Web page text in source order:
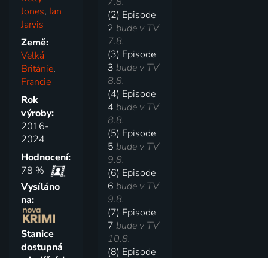
Jones, Ian
Jarvis
Země:
Velká
Británie,
Francie
Rok
výroby:
2016-
2024
Hodnocení:
78 %
Vysíláno
na:
Stanice
dostupná
(2) Episode
2bude v TV
7.8.
(3) Episode
3bude v TV
8.8.
(4) Episode
4bude v TV
8.8.
(5) Episode
5bude v TV
9.8.
(6) Episode
6bude v TV
9.8.
(7) Episode
7bude v TV
10.8.
(8) Episode